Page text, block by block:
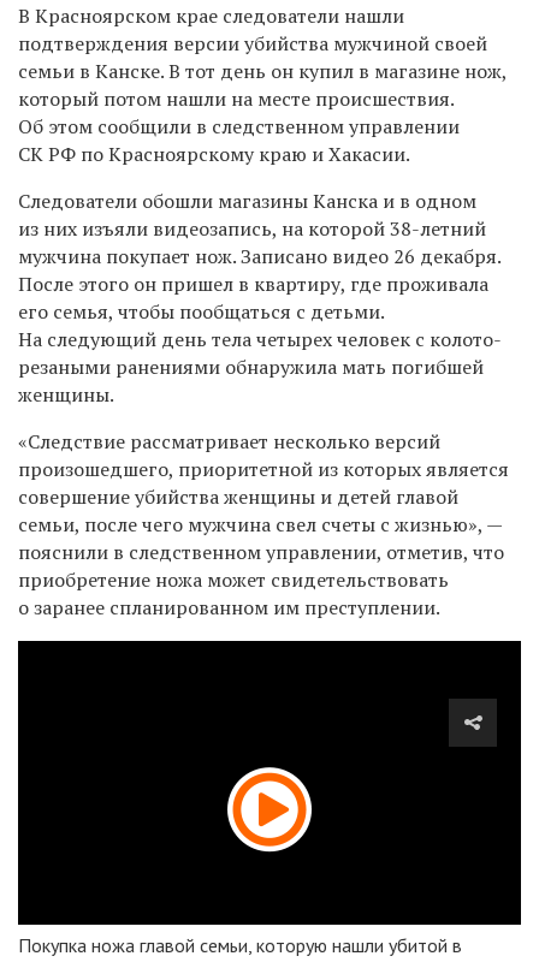
В Красноярском крае следователи нашли
подтверждения версии убийства мужчиной своей
семьи в Канске. В тот день он купил в магазине нож,
который потом нашли на месте происшествия.
Об этом сообщили в следственном управлении
СК РФ по Красноярскому краю и Хакасии.
Следователи обошли магазины Канска и в одном
из них изъяли видеозапись, на которой 38-летний
мужчина покупает нож. Записано видео 26 декабря.
После этого он пришел в квартиру, где проживала
его семья, чтобы пообщаться с детьми.
На следующий день тела четырех человек с колото-
резаными ранениями обнаружила мать погибшей
женщины.
«Следствие рассматривает несколько версий
произошедшего, приоритетной из которых является
совершение убийства женщины и детей главой
семьи, после чего мужчина свел счеты с жизнью», —
пояснили в следственном управлении, отметив, что
приобретение ножа может свидетельствовать
о заранее спланированном им преступлении.
Покупка ножа главой семьи, которую нашли убитой в